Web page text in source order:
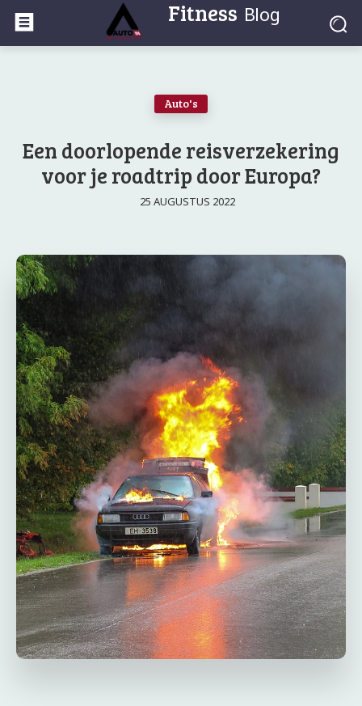
Fitness Blog
Auto's
Een doorlopende reisverzekering
voor je roadtrip door Europa?
25 AUGUSTUS 2022